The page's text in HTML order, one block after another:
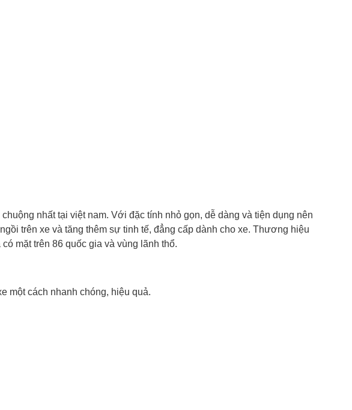
nhất tại việt nam. Với đặc tính nhỏ gọn, dễ dàng và tiện dụng nên
trên xe và tăng thêm sự tinh tế, đẳng cấp dành cho xe. Thương hiệu
mặt trên 86 quốc gia và vùng lãnh thổ.
một cách nhanh chóng, hiệu quả.